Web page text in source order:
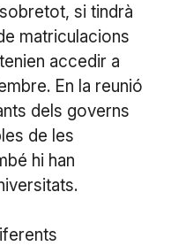
si tindrà
matriculacions
accedir a
En la reunió
dels governs
de les
hi han